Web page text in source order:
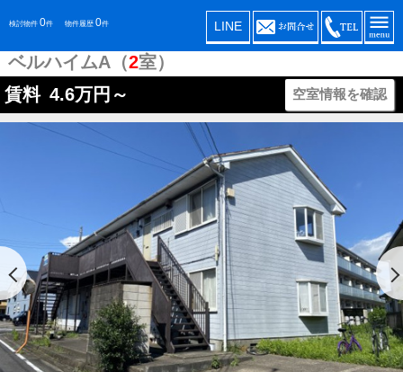
検討物件 0件 物件履歴 0件 LINE
ベルハイムA（2室）
賃料 4.6万円～ 空室情報を確認